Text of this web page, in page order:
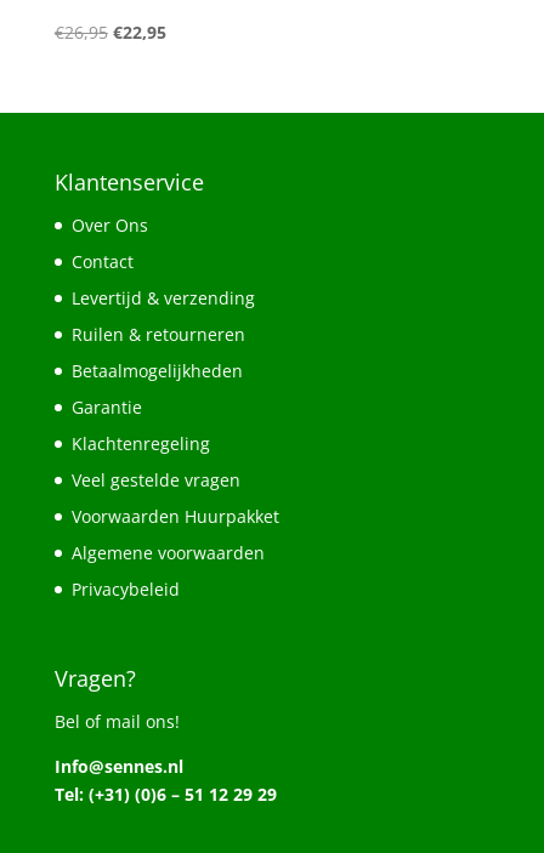
€26,95 Oorspronkelijke
€26,95.
€22,95Huidige
€22,95.
Klantenservice
Over Ons
Contact
Levertijd & verzending
Ruilen & retourneren
Betaalmogelijkheden
Garantie
Klachtenregeling
Veel gestelde vragen
Voorwaarden Huurpakket
Algemene voorwaarden
Privacybeleid
Vragen?
Bel of mail ons!
Info@sennes.nl
Tel: (+31) (0)6 – 51 12 29 29